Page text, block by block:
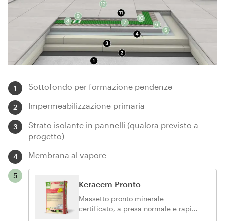
1 Sottofondo per formazione pendenze
2 Impermeabilizzazione primaria
3
Strato isolante in pannelli (qualora previsto a
progetto)
4 Membrana al vapore
5
Keracem Pronto
Massetto pronto minerale
certificato, a presa normale e rapido